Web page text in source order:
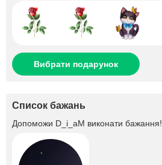
Вибрати подарунок
Список бажань
Допоможи D_i_aM виконати бажання!